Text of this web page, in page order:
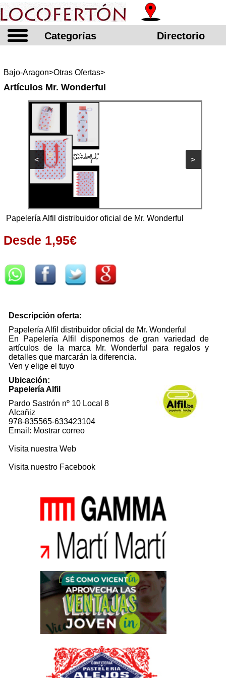
Categorías Directorio
Bajo-Aragon>Otras Ofertas>
Artículos Mr. Wonderful
< >
Papelería Alfil distribuidor oficial de Mr. Wonderful
Desde 1,95€
Descripción oferta:
Papelería Alfil distribuidor oficial de Mr. Wonderful
En Papelería Alfil disponemos de gran variedad de
artículos de la marca Mr. Wonderful para regalos y
detalles que marcarán la diferencia.
Ven y elige el tuyo
Ubicación:
Papelería Alfil
Pardo Sastrón nº 10 Local 8
Alcañiz
978-835565-633423104
Email: Mostrar correo
Visita nuestra Web
Visita nuestro Facebook